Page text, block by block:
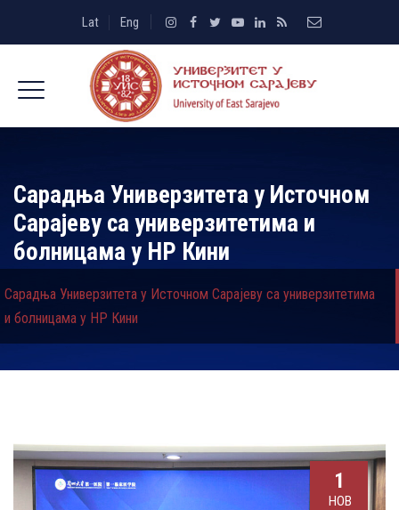
Lat Eng
Сарадња Универзитета у Источном
Сарајеву са универзитетима и
болницама у НР Кини
Сарадња Универзитета у Источном Сарајеву са универзитетима
и болницама у НР Кини
1
НОВ